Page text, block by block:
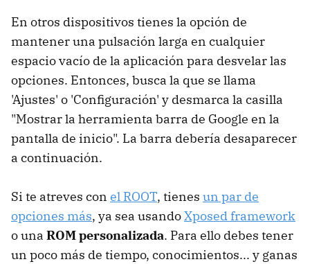
En otros dispositivos tienes la opción de
mantener una pulsación larga en cualquier
espacio vacío de la aplicación para desvelar las
opciones. Entonces, busca la que se llama
'Ajustes' o 'Configuración' y desmarca la casilla
"Mostrar la herramienta barra de Google en la
pantalla de inicio". La barra debería desaparecer
a continuación.
Si te atreves con el ROOT, tienes un par de
opciones más, ya sea usandoXposed framework
o una ROM personalizada. Para ello debes tener
un poco más de tiempo, conocimientos... y ganas